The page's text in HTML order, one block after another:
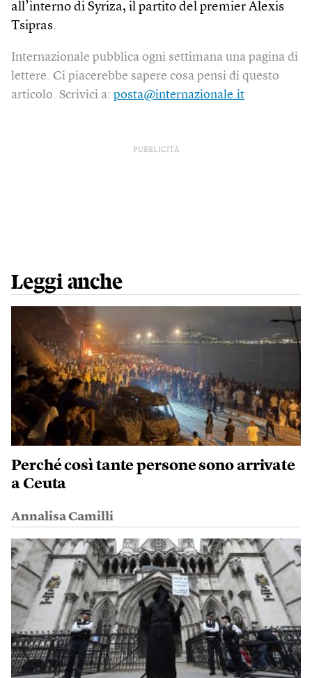
all’interno di Syriza, il partito del premier Alexis
Tsipras.
Internazionale pubblica ogni settimana una pagina di
lettere. Ci piacerebbe sapere cosa pensi di questo
articolo. Scrivici a: posta@internazionale.it
PUBBLICITÀ
Leggi anche
Perché così tante persone sono arrivate
a Ceuta
Annalisa Camilli